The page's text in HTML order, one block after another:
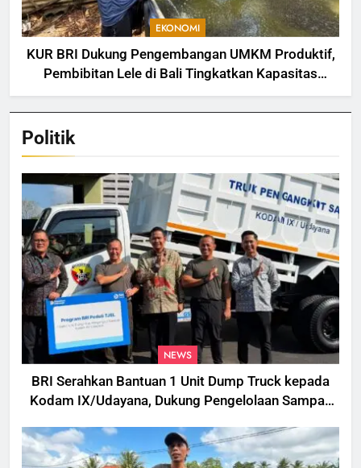
EKONOMI
KUR BRI Dukung Pengembangan UMKM Produktif,
Pembibitan Lele di Bali Tingkatkan Kapasitas
Produksi
Politik
NEWS
BRI Serahkan Bantuan 1 Unit Dump Truck kepada
Kodam IX/Udayana, Dukung Pengelolaan Sampah